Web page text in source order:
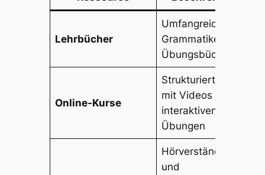
Lehrbücher
Umfangreiche
Grammatiken und
Übungsbücher
Online-Kurse
Strukturierte Kurse
mit Videos und
interaktiven
Übungen
Hörverständnis
und